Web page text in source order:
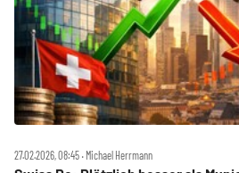
27.02.2026, 08:45 ‧ Michael Herrmann